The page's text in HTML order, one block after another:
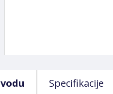
Specifikacije